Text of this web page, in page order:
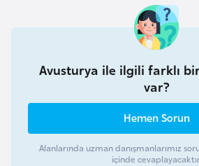
Avusturya ile ilgili farklı
var?
Hemen Sorun
Alanlarında uzman danışmanlarımız
içinde
e